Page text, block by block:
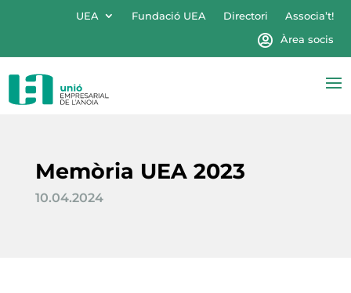
UEA Fundació UEA Directori
Associa’t!
Àrea socis
Memòria UEA 2023
10.04.2024